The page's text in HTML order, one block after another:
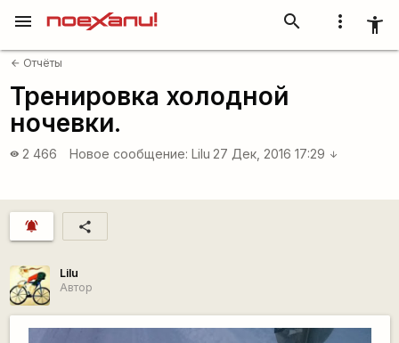
more_vert accessibility_new
search
menu
arrow_back Отчёты
Тренировка холодной
ночевки.
visibility 2 466 Новое сообщение: Lilu 27 Дек, 2016 17:29 arrow_downward
notifications_active share
Lilu
Автор